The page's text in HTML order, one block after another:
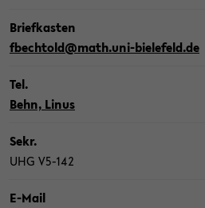
Brief­kas­ten
fbech­told@math.uni-​bielefeld.de
Tel.
Behn, Linus
Sekr.
UHG V5-​142
E-​Mail